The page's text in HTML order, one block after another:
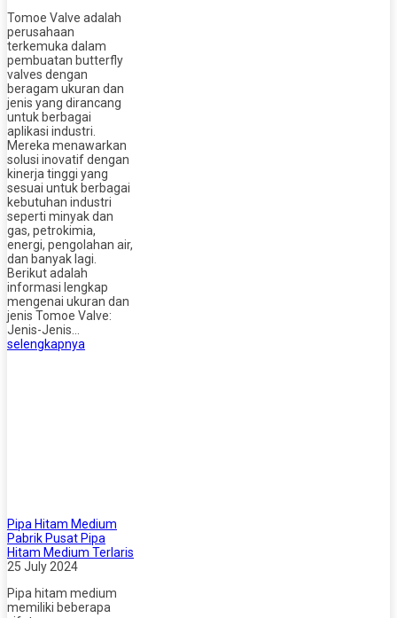
Tomoe Valve adalah
perusahaan
terkemuka dalam
pembuatan butterfly
valves dengan
beragam ukuran dan
jenis yang dirancang
untuk berbagai
aplikasi industri.
Mereka menawarkan
solusi inovatif dengan
kinerja tinggi yang
sesuai untuk berbagai
kebutuhan industri
seperti minyak dan
gas, petrokimia,
energi, pengolahan air,
dan banyak lagi.
Berikut adalah
informasi lengkap
mengenai ukuran dan
jenis Tomoe Valve:
Jenis-Jenis…
selengkapnya
Pipa Hitam Medium
Pabrik Pusat Pipa
Hitam Medium Terlaris
25 July 2024
Pipa hitam medium
memiliki beberapa